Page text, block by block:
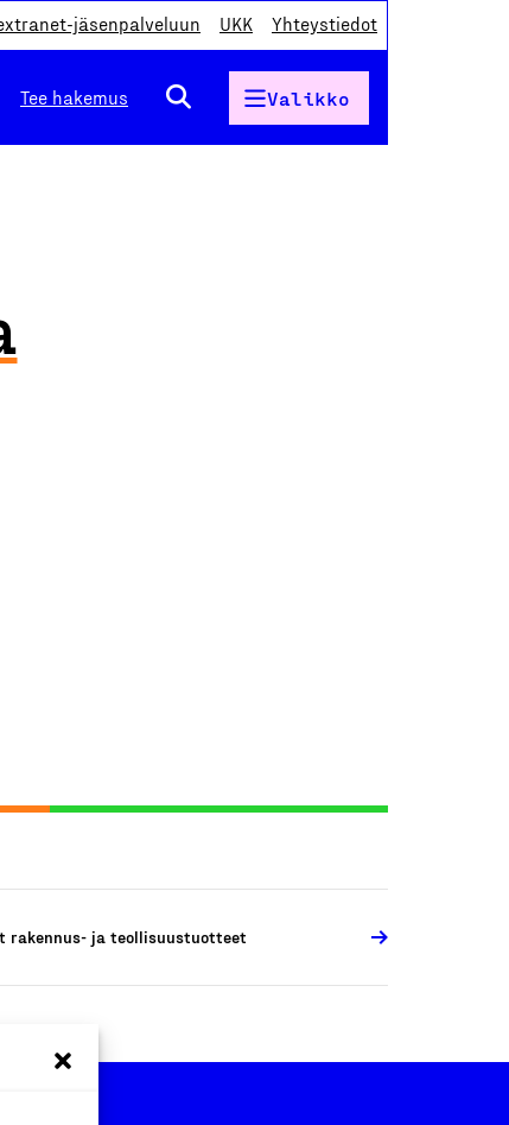
jäsenpalveluun UKK Yhteystiedot
Tee hakemus Valikko
rakennus- ja teollisuustuotteet